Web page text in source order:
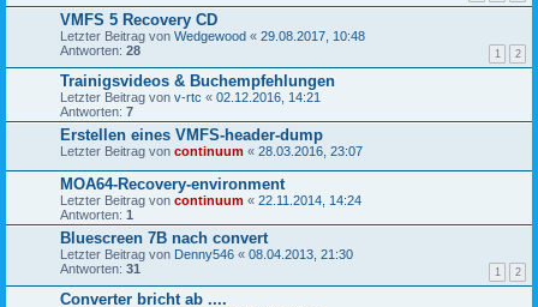
VMFS 5 Recovery CD
Letzter Beitrag von Wedgewood « 29.08.2017, 10:48
Antworten: 28 1 2
Trainigsvideos & Buchempfehlungen
Letzter Beitrag von v-rtc « 02.12.2016, 14:21
Antworten: 7
Erstellen eines VMFS-header-dump
Letzter Beitrag von continuum « 28.03.2016, 23:07
MOA64-Recovery-environment
Letzter Beitrag von continuum « 22.11.2014, 14:24
Antworten: 1
Bluescreen 7B nach convert
Letzter Beitrag von Denny546 « 08.04.2013, 21:30
Antworten: 31 1 2
Converter bricht ab ....